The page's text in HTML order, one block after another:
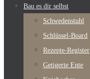
Bau es dir selbst
Schwedenstuhl
Schlüssel-Board
Rezepte-Register
Getigerte Ente